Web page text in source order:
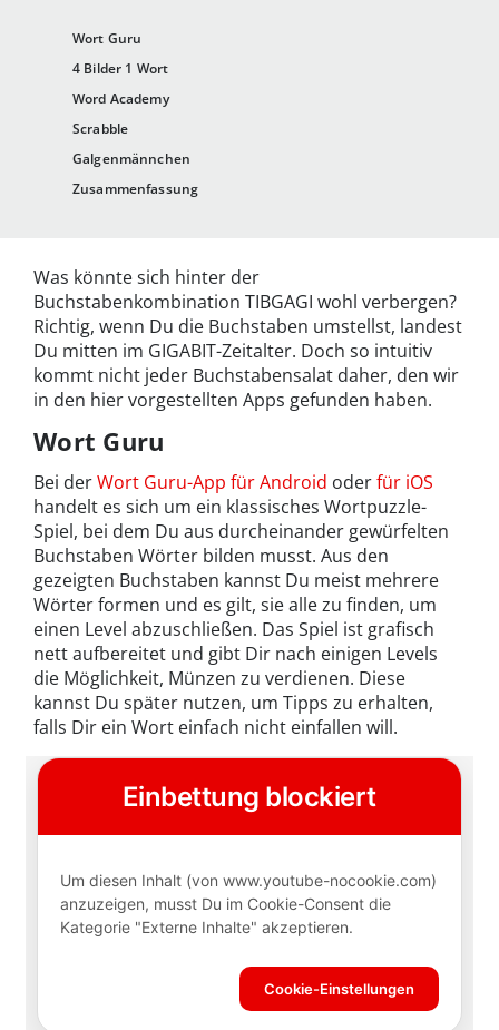
Wort Guru
4 Bilder 1 Wort
Word Academy
Scrabble
Galgenmännchen
Zusammenfassung
Was könnte sich hinter der
Buchstabenkombination TIBGAGI wohl verbergen?
Richtig, wenn Du die Buchstaben umstellst, landest
Du mitten im GIGABIT-Zeitalter. Doch so intuitiv
kommt nicht jeder Buchstabensalat daher, den wir
in den hier vorgestellten Apps gefunden haben.
Wort Guru
Bei derWort Guru-App für Android oderfür iOS
handelt es sich um ein klassisches Wortpuzzle-
Spiel, bei dem Du aus durcheinander gewürfelten
Buchstaben Wörter bilden musst. Aus den
gezeigten Buchstaben kannst Du meist mehrere
Wörter formen und es gilt, sie alle zu finden, um
einen Level abzuschließen. Das Spiel ist grafisch
nett aufbereitet und gibt Dir nach einigen Levels
die Möglichkeit, Münzen zu verdienen. Diese
kannst Du später nutzen, um Tipps zu erhalten,
falls Dir ein Wort einfach nicht einfallen will.